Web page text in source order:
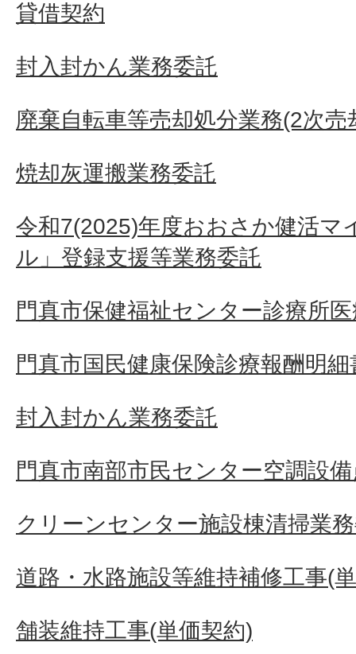
貸借契約
封入封かん業務委託
廃棄自転車等売却処分業務(2次売
焼却灰運搬業務委託
令和7(2025)年度おおさか健活マ
ル」登録支援等業務委託
門真市保健福祉センター診療所
門真市国民健康保険診療報酬明
封入封かん業務委託
門真市南部市民センター空調設
クリーンセンター施設棟清掃業
道路・水路施設等維持補修工事(
舗装維持工事(単価契約)